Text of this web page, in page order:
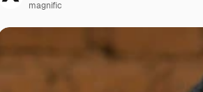
magnific